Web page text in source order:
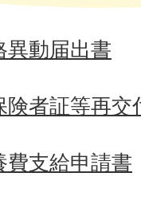
異動届出書
険者証等再交
費支給申請書